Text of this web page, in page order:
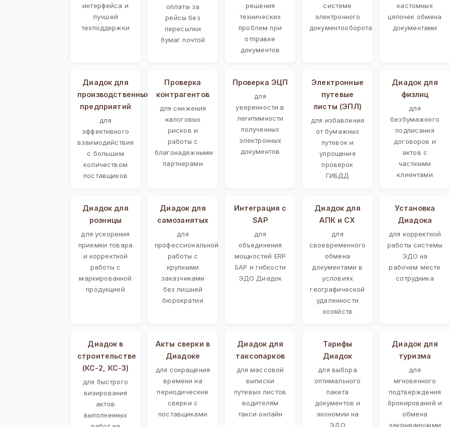
интерфейса и
лучшей
техподдержки
оплаты за
рейсы без
пересылки
бумаг почтой
решения
технических
проблем при
отправке
документов
системе
электронного
документооборота
кастомных
цепочек обмена
документами
Диадок для
производственных
предприятий
для
эффективного
взаимодействия
с большим
количеством
поставщиков
Проверка
контрагентов
для снижения
налоговых
рисков и
работы с
благонадежными
партнерами
Проверка ЭЦП
для
уверенности в
легитимности
полученных
электронных
документов
Электронные
путевые
листы (ЭПЛ)
для избавления
от бумажных
путевок и
упрощения
проверок
ГИБДД
Диадок для
физлиц
для
безбумажного
подписания
договоров и
актов с
частными
клиентами
Диадок для
розницы
для ускорения
приемки товара
и корректной
работы с
маркированной
продукцией
Диадок для
самозанятых
для
профессиональной
работы с
крупными
заказчиками
без лишней
бюрократии
Интеграция с
SAP
для
объединения
мощностей ERP
SAP и гибкости
ЭДО Диадок
Диадок для
АПК и СХ
для
своевременного
обмена
документами в
условиях
географической
удаленности
хозяйств
Установка
Диадока
для корректной
работы системы
ЭДО на
рабочем месте
сотрудника
Диадок в
строительстве
(КС-2, КС-3)
для быстрого
визирования
актов
выполненных
Акты сверки в
Диадоке
для сокращения
времени на
периодические
сверки с
поставщиками
Диадок для
таксопарков
для массовой
выписки
путевых листов
водителям
такси онлайн
Тарифы
Диадок
для выбора
оптимального
пакета
документов и
экономии на
ЭДО
Диадок для
туризма
для
мгновенного
подтверждения
бронирований и
обмена
закрывающими